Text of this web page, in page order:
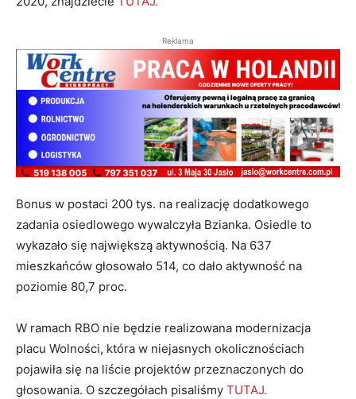
Reklama
Bonus w postaci 200 tys. na realizację dodatkowego
zadania osiedlowego wywalczyła Bzianka. Osiedle to
wykazało się największą aktywnością. Na 637
mieszkańców głosowało 514, co dało aktywność na
poziomie 80,7 proc.
W ramach RBO nie będzie realizowana modernizacja
placu Wolności, która w niejasnych okolicznościach
pojawiła się na liście projektów przeznaczonych do
głosowania. O szczegółach pisaliśmy TUTAJ.